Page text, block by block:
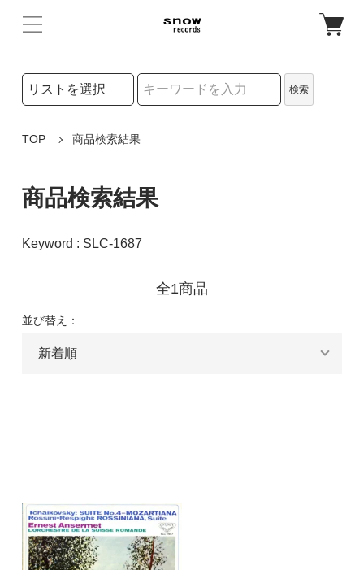
検索リストの選択
検索
TOP 商品検索結果
商品検索結果
Keyword : SLC-1687
全1商品
並び替え：